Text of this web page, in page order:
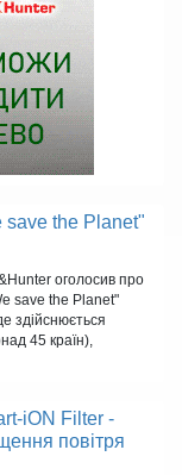
save the Planet"
оголосив про
save the Planet"
здійснюється
45 країн),
iON Filter -
повітря